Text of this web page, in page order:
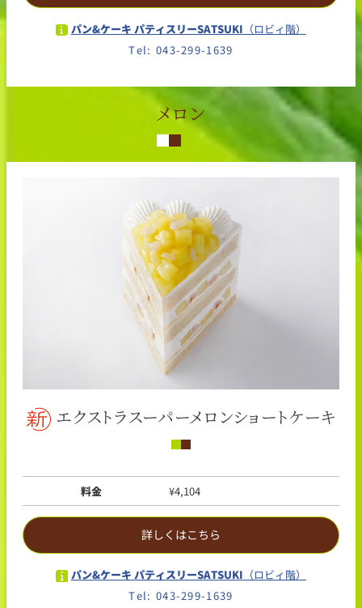
パン&ケーキ パティスリーSATSUKI （ロビィ階）
Tel: 043-299-1639
メロン
エクストラスーパーメロンショートケーキ
料金 ¥4,104
詳しくはこちら
パン&ケーキ パティスリーSATSUKI （ロビィ階）
Tel: 043-299-1639